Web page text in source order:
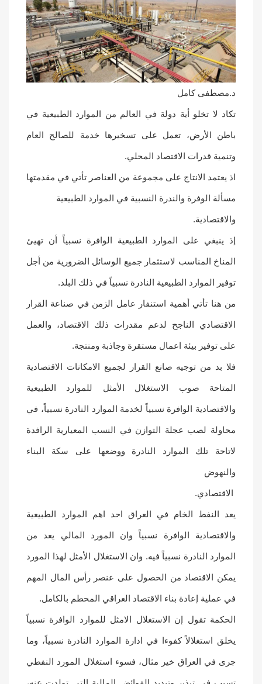
د.مصطفى كامل
تكاد لا تخلو أية دولة في العالم من الموارد الطبيعية في
باطن الأرض، تعمل على تسخيرها خدمة للصالح العام
وتنمية قدرات الاقتصاد المحلي.
اذ يعتمد الانتاج على مجموعة من العناصر تأتي في مقدمتها
مسألة الوفرة والندرة النسبية في الموارد الطبيعية
والاقتصادية.
إذ ينبغي على الموارد الطبيعية الوافرة نسبياً أن تهيئ
المناخ المناسب لاستثمار جميع الوسائل الضرورية من أجل
توفير الموارد الطبيعية النادرة نسبياً في ذلك البلد.
من هنا تأتي أهمية استنفار عامل الزمن في صناعة القرار
الاقتصادي الناجح لدعم مقدرات ذلك الاقتصاد، والعمل
على توفير بيئة اعمال مستقرة وجاذبة ومنتجة.
فلا بد من توجيه صانع القرار لجميع الامكانات الاقتصادية
المتاحة صوب الاستغلال الأمثل للموارد الطبيعية
والاقتصادية الوافرة نسبياً لخدمة الموارد النادرة نسبياً، في
محاولة لصب عجلة التوازن في النسب المعيارية الرافدة
لاتاحة تلك الموارد النادرة ووضعها على سكة البناء
والنهوض
الاقتصادي.
يعد النفط الخام في العراق احد اهم الموارد الطبيعية
والاقتصادية الوافرة نسبياً وان المورد المالي يعد من
الموارد النادرة نسبياً فيه. وان الاستغلال الأمثل لهذا المورد
يمكن الاقتصاد من الحصول على عنصر رأس المال المهم
في عملية إعادة بناء الاقتصاد العراقي المحطم بالكامل.
الحكمة تقول إن الاستغلال الامثل للموارد الوافرة نسبياً
يخلق استغلالاً كفوءا في ادارة الموارد النادرة نسبياً، وما
جرى في العراق خير مثال، فسوء استغلال المورد النفطي